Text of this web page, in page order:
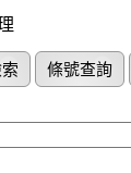
條號查詢